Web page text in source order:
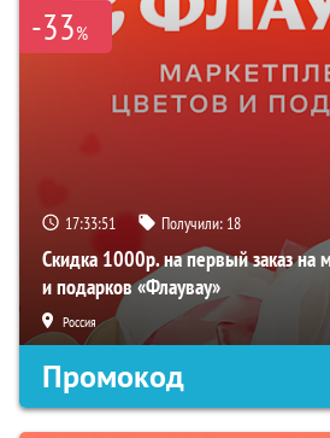
-33%
17:33:50 Получили: 18
Скидка 1000р. на первый заказ на
и подарков «Флаувау»
Россия
Промокод